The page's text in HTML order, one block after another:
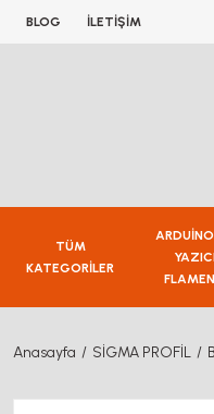
BLOG İLETİŞİM
TÜM
KATEGORİLER
Anasayfa SİGMA PROFİL